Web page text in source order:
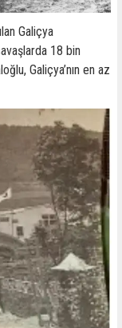
Galiçya
18 bin
Galiçya’nın en az